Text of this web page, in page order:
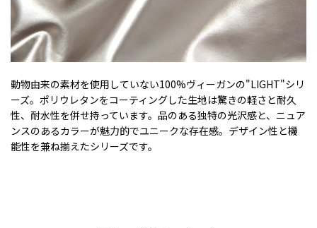
動物由来の素材を使用していない100%ヴィーガンの"LIGHT"シリ
ーズ。ポリウレタンをコーティングした生地は驚きの軽さと耐久
性、耐水性を併せ持っています。品のある独特の光沢感と、ニュア
ンスのあるカラーが魅力的でユニークな存在感。デザイン性と機
能性を兼ね揃えたシリーズです。